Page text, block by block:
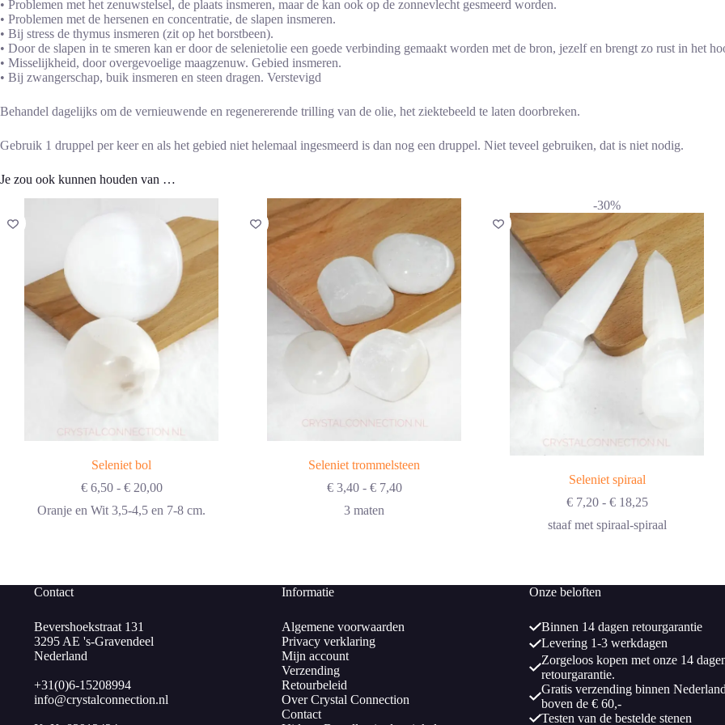
• Problemen met het zenuwstelsel, de plaats insmeren, maar de kan ook op de zonnevlecht gesmeerd worden.
• Problemen met de hersenen en concentratie, de slapen insmeren.
• Bij stress de thymus insmeren (zit op het borstbeen).
• Door de slapen in te smeren kan er door de selenietolie een goede verbinding gemaakt worden met de bron, jezelf en brengt zo rust in het
• Misselijkheid, door overgevoelige maagzenuw. Gebied insmeren.
• Bij zwangerschap, buik insmeren en steen dragen. Verstevigd
Behandel dagelijks om de vernieuwende en regenererende trilling van de olie, het ziektebeeld te laten doorbreken.
Gebruik 1 druppel per keer en als het gebied niet helemaal ingesmeerd is dan nog een druppel. Niet teveel gebruiken, dat is niet nodig.
Je zou ook kunnen houden van …
Seleniet bol
€6,50 - €20,00Prijsklasse:
tot
Oranje en Wit 3,5-4,5 en 7-8 cm.
Seleniet trommelsteen
€3,40 - €7,40Prijsklasse:
3 maten
-30%
Seleniet spiraal
€7,20 - €18,25Prijsklasse:
tot
staaf met spiraal-spiraal
Contact
Bevershoekstraat 131
3295 AE 's-Gravendeel
Nederland
+31(0)6-15208994
info@crystalconnection.nl
Informatie
Algemene voorwaarden
Privacy verklaring
Mijn account
Verzending
Retourbeleid
Over Crystal Connection
Contact
Onze beloften
Binnen 14 dagen retourgarantie
Levering 1-3 werkdagen
Zorgeloos kopen met onze 14
retourgarantie.
Gratis verzending binnen
boven de € 60,-
Testen van de bestelde stenen